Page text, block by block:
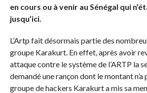
en cours ou à venir au Sénégal qui
jusqu’ici.
L’Artp fait désormais partie des
groupe Karakurt. En effet, après avoir
attaque contre le système de l’ARTP la
demandé une rançon dont le montant n’a
groupe de hackers Karakurt a mis sa